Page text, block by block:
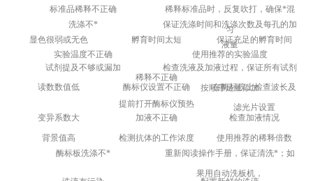
标准品稀释不正确
稀释标准品时，反复吹打，确保*混
匀
洗涤不* 保证洗涤时间和洗涤次数及每孔的加
液量
显色很弱或无色 孵育时间太短
保证充足的孵育时间
实验温度不正确
使用推荐的实验温度
试剂提及不够或漏加
检查洗液及加液过程，保证所有试剂
按顺序足量添加
稀释不正确
读数数值低
酶标仪设置不正确 在酶标仪上检查波长及
滤光片设置
提前打开酶标仪预热
变异系数大
加液不正确 检查加液情况
背景值高 检测抗体的工作浓度
使用推荐的稀释倍数
酶标板洗涤不*
重新阅读操作手册，保证清洗*；如
果用自动洗板机，